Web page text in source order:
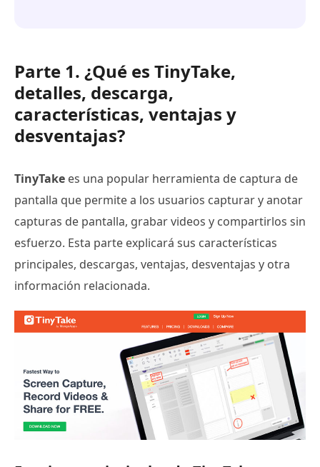
Parte 1. ¿Qué es TinyTake,
detalles, descarga,
características, ventajas y
desventajas?
TinyTake es una popular herramienta de captura de
pantalla que permite a los usuarios capturar y anotar
capturas de pantalla, grabar videos y compartirlos sin
esfuerzo. Esta parte explicará sus características
principales, descargas, ventajas, desventajas y otra
información relacionada.